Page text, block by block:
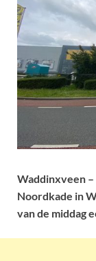
Waddinxveen –
Noordkade in
van de middag